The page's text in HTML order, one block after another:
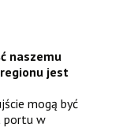
naszemu
regionu jest
mogą być
portu w